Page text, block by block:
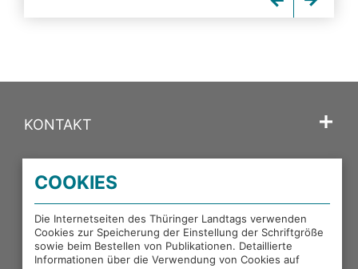
KONTAKT
PORTALE DES THÜRINGER LANDTAGS
EXTERNE LINKS
COOKIES
Die Internetseiten des Thüringer Landtags verwenden
Cookies zur Speicherung der Einstellung der Schriftgröße
sowie beim Bestellen von Publikationen. Detaillierte
Informationen über die Verwendung von Cookies auf